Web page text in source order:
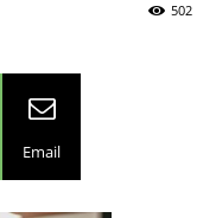
502
Email